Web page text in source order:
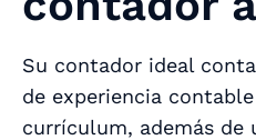
Su contador ideal
de experiencia
currículum, además de